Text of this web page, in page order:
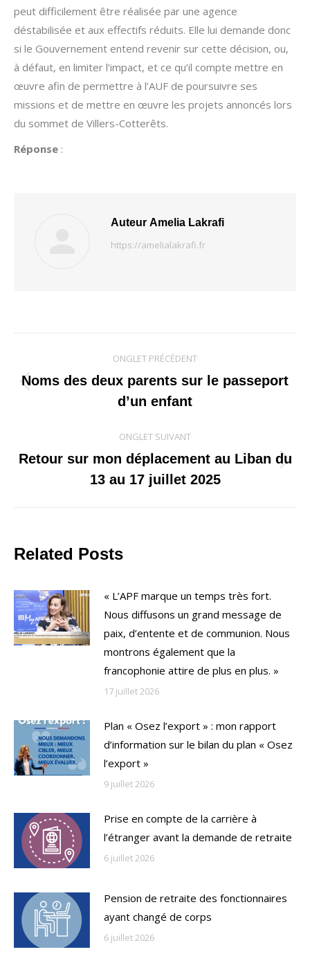
peut difficilement être réalisée par une agence
déstabilisée et aux effectifs réduits. Elle lui demande donc
si le Gouvernement entend revenir sur cette décision, ou,
à défaut, en limiter l’impact, et ce qu’il compte mettre en
œuvre afin de permettre à l’AUF de poursuivre ses
missions et de mettre en œuvre les projets annoncés lors
du sommet de Villers-Cotterêts.
Réponse :
Auteur Amelia Lakrafi
https://amelialakrafi.fr
de
commentaire
ONGLET PRÉCÉDENT
Onglet
précédent
Noms des deux parents sur le passeport
d’un enfant
ONGLET SUIVANT
Onglet
suivant
Retour sur mon déplacement au Liban du
13 au 17 juillet 2025
Related Posts
« L’APF marque un temps très fort.
Nous diffusons un grand message de
paix, d’entente et de communion. Nous
montrons également que la
francophonie attire de plus en plus. »
17 juillet 2026
Plan « Osez l’export » : mon rapport
d’information sur le bilan du plan « Osez
l’export »
9 juillet 2026
Prise en compte de la carrière à
l’étranger avant la demande de retraite
6 juillet 2026
Pension de retraite des fonctionnaires
ayant changé de corps
6 juillet 2026